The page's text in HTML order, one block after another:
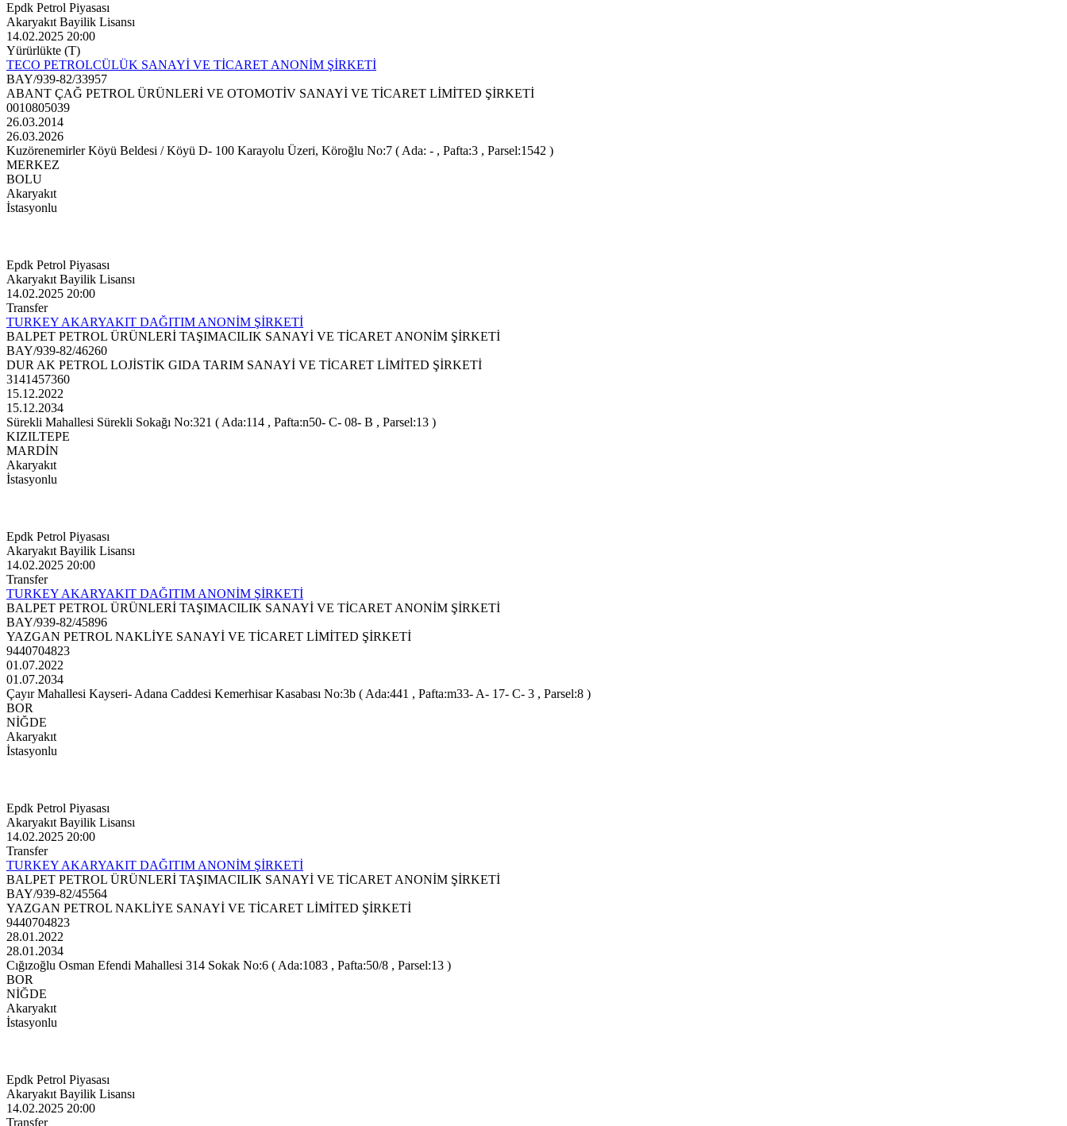
Epdk Petrol Piyasası
Akaryakıt Bayilik Lisansı
14.02.2025 20:00
Yürürlükte (T)
TECO PETROLCÜLÜK SANAYİ VE TİCARET ANONİM ŞİRKETİ
BAY/939-82/33957
ABANT ÇAĞ PETROL ÜRÜNLERİ VE OTOMOTİV SANAYİ VE TİCARET LİMİTED ŞİRKETİ
0010805039
26.03.2014
26.03.2026
Kuzörenemirler Köyü Beldesi / Köyü D- 100 Karayolu Üzeri, Köroğlu No:7 ( Ada: - , Pafta:3 , Parsel:1542 )
MERKEZ
BOLU
Akaryakıt
İstasyonlu
Epdk Petrol Piyasası
Akaryakıt Bayilik Lisansı
14.02.2025 20:00
Transfer
TURKEY AKARYAKIT DAĞITIM ANONİM ŞİRKETİ
BALPET PETROL ÜRÜNLERİ TAŞIMACILIK SANAYİ VE TİCARET ANONİM ŞİRKETİ
BAY/939-82/46260
DUR AK PETROL LOJİSTİK GIDA TARIM SANAYİ VE TİCARET LİMİTED ŞİRKETİ
3141457360
15.12.2022
15.12.2034
Sürekli Mahallesi Sürekli Sokağı No:321 ( Ada:114 , Pafta:n50- C- 08- B , Parsel:13 )
KIZILTEPE
MARDİN
Akaryakıt
İstasyonlu
Epdk Petrol Piyasası
Akaryakıt Bayilik Lisansı
14.02.2025 20:00
Transfer
TURKEY AKARYAKIT DAĞITIM ANONİM ŞİRKETİ
BALPET PETROL ÜRÜNLERİ TAŞIMACILIK SANAYİ VE TİCARET ANONİM ŞİRKETİ
BAY/939-82/45896
YAZGAN PETROL NAKLİYE SANAYİ VE TİCARET LİMİTED ŞİRKETİ
9440704823
01.07.2022
01.07.2034
Çayır Mahallesi Kayseri- Adana Caddesi Kemerhisar Kasabası No:3b ( Ada:441 , Pafta:m33- A- 17- C- 3 , Parsel:8 )
BOR
NİĞDE
Akaryakıt
İstasyonlu
Epdk Petrol Piyasası
Akaryakıt Bayilik Lisansı
14.02.2025 20:00
Transfer
TURKEY AKARYAKIT DAĞITIM ANONİM ŞİRKETİ
BALPET PETROL ÜRÜNLERİ TAŞIMACILIK SANAYİ VE TİCARET ANONİM ŞİRKETİ
BAY/939-82/45564
YAZGAN PETROL NAKLİYE SANAYİ VE TİCARET LİMİTED ŞİRKETİ
9440704823
28.01.2022
28.01.2034
Cığızoğlu Osman Efendi Mahallesi 314 Sokak No:6 ( Ada:1083 , Pafta:50/8 , Parsel:13 )
BOR
NİĞDE
Akaryakıt
İstasyonlu
Epdk Petrol Piyasası
Akaryakıt Bayilik Lisansı
14.02.2025 20:00
Transfer